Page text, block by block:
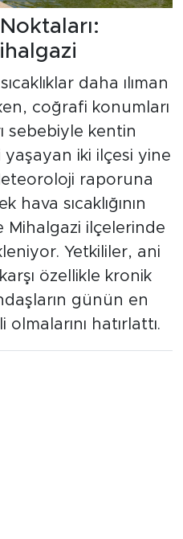
daha ılıman
coğrafi konumları
sebebiyle kentin
iki ilçesi yine
raporuna
sıcaklığının
Mihalgazi ilçelerinde
Yetkililer, ani
özellikle kronik
günün en
hatırlattı.